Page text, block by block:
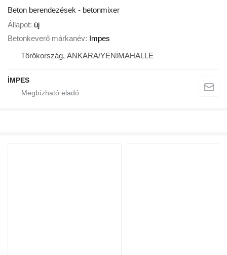
Beton berendezések - betonmixer
Állapot új
Betonkeverő márkanév Impes
Törökország, ANKARA/YENİMAHALLE
İMPES